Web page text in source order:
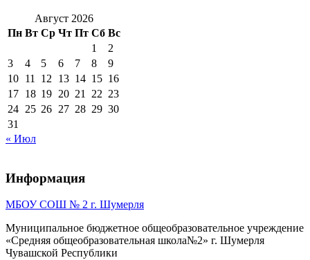
Август 2026
Пн Вт Ср Чт Пт Сб Вс
1
2
3
4 5 6 7 8
9
10 11 12 13 14 15 16
17 18 19 20 21 22 23
24 25 26 27 28 29 30
31
« Июл
Информация
МБОУ СОШ № 2 г. Шумерля
Муниципальное бюджетное общеобразовательное учреждение
«Средняя общеобразовательная школа№2» г. Шумерля
Чувашской Республики